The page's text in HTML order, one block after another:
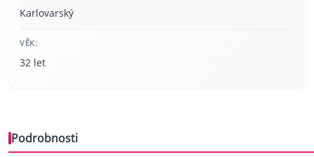
Karlovarský
VĚK:
32 let
Podrobnosti